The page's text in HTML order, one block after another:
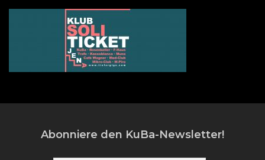
Abonniere den KuBa-Newsletter!